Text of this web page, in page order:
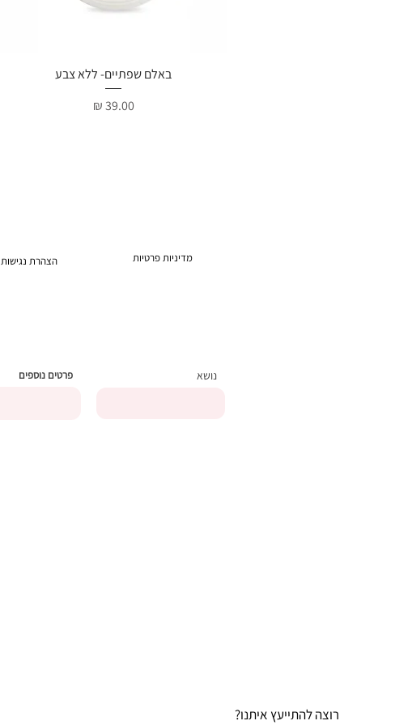
תצוגה מהירה
באלם שפתיים- ללא צבע
מחיר‏39.00 ‏₪
?רוצה להתייעץ איתנו
הצהרת נגישות מדיניות פרטיות
פרטים נוספים נושא